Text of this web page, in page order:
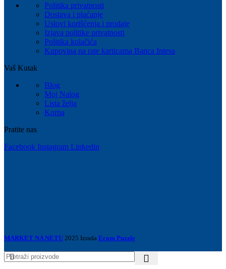
Politika privatnosti
Dostava i plaćanje
Uslovi korišćenja i prodaje
Izjava politike privatnosti
Politika kolačića
Kupovina na rate karticama Banca Intesa
Vaš Kutak
Blog
Moj Nalog
Lista želja
Korpa
Pratite nas
Facebook Instagram Linkedin
MARKET NA NETU 2025 Izrada Ecom Puzzle